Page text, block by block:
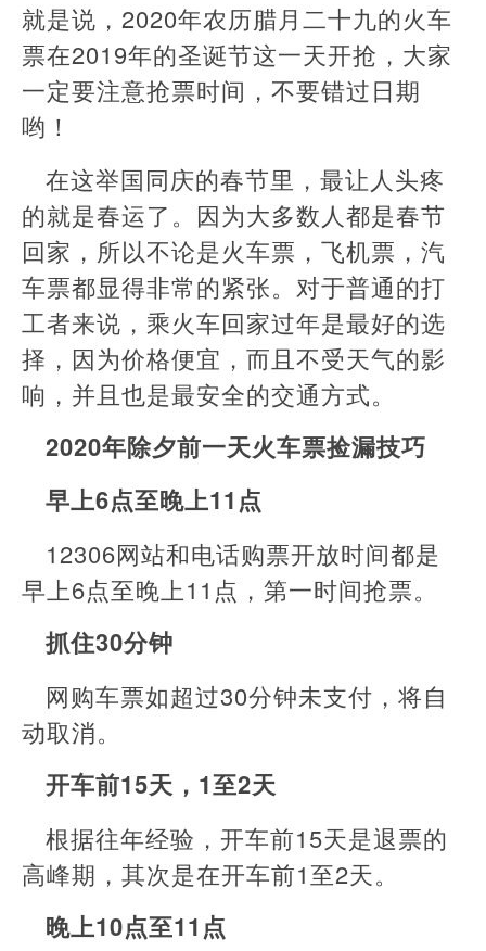
就是说，2020年农历腊月二十九的火车
票在2019年的圣诞节这一天开抢，大家
一定要注意抢票时间，不要错过日期
哟！
在这举国同庆的春节里，最让人头疼
的就是春运了。因为大多数人都是春节
回家，所以不论是火车票，飞机票，汽
车票都显得非常的紧张。对于普通的打
工者来说，乘火车回家过年是最好的选
择，因为价格便宜，而且不受天气的影
响，并且也是最安全的交通方式。
2020年除夕前一天火车票捡漏技巧
早上6点至晚上11点
12306网站和电话购票开放时间都是
早上6点至晚上11点，第一时间抢票。
抓住30分钟
网购车票如超过30分钟未支付，将自
动取消。
开车前15天，1至2天
根据往年经验，开车前15天是退票的
高峰期，其次是在开车前1至2天。
晚上10点至11点